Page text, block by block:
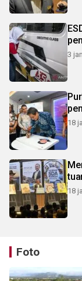
3
18
18
Foto